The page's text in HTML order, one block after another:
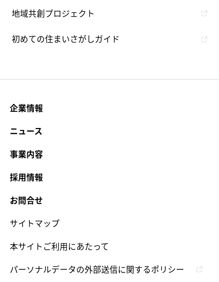
地域共創プロジェクト
初めての住まいさがしガイド
企業情報
ニュース
事業内容
採用情報
お問合せ
サイトマップ
本サイトご利用にあたって
パーソナルデータの外部送信に関するポリシー